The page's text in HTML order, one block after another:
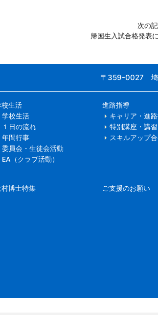
次の
帰国生入試合格発表
〒359-0027 埼
校生活
学校生活
１日の流れ
年間行事
委員会・生徒会活動
EA（クラブ活動）
進路指導
キャリア・進
特別講座・講習
スキルアップ
村博士特集 ご支援のお願い